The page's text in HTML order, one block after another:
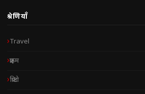
श्रेणियाँ
Travel
क्राइम
क्रिप्टो